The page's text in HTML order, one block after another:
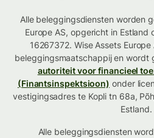
Alle beleggingsdiensten worden
Europe AS, opgericht in Estland
16267372. Wise Assets
beleggingsmaatschappij en wordt
autoriteit voor financieel
(Finantsinspektsioon) onder
vestigingsadres te Kopli tn 68a,
Estland.
Alle beleggingsdiensten